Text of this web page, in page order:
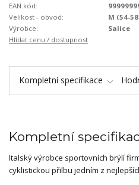
EAN kód:
Velikost - obvod:
M (54-
Výrobce:
Salice
Hlídat cenu / dostupnost
Kompletní specifikace
Kompletní
Italský výrobce sportovních brýlí
cyklistickou přilbu jedním z